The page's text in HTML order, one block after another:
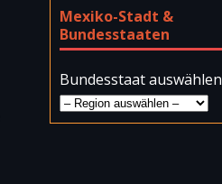
Mexiko-Stadt &
Bundesstaaten
Bundesstaat auswählen